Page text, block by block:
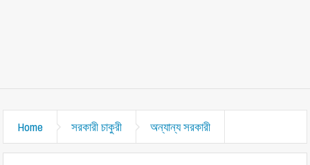
Home সরকারী চাকুরী অন্যান্য সরকারী